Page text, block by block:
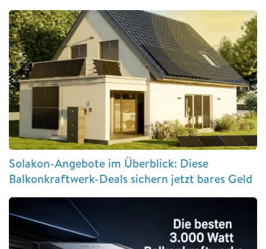
Solakon-Angebote im Überblick: Diese
Balkonkraftwerk-Deals sichern jetzt bares Geld